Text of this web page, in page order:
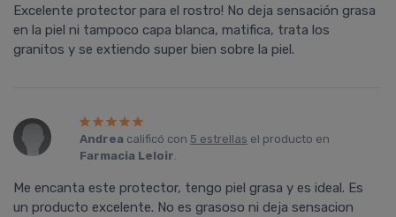
Excelente protector para el rostro! No deja sensación grasa
en la piel ni tampoco capa blanca, matifica, trata los
granitos y se extiendo super bien sobre la piel.
Andrea calificó con 5 estrellas el producto en
Farmacia Leloir.
Me encanta este protector, tengo piel grasa y es ideal. Es
un producto excelente. No es grasoso ni deja sensacion